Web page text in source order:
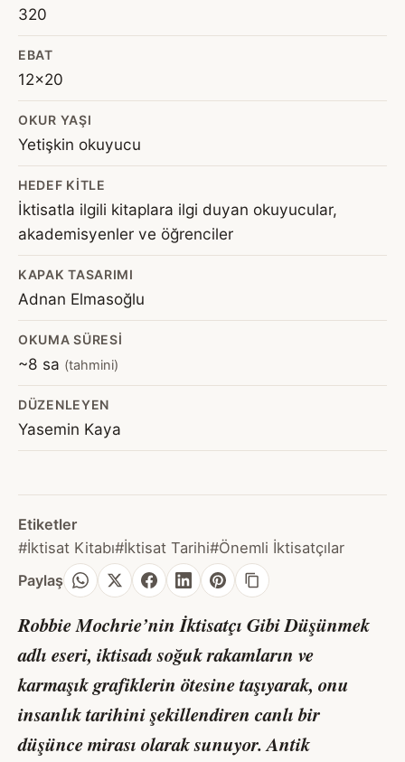
320
EBAT
12x20
OKUR YAŞI
Yetişkin okuyucu
HEDEF KITLE
İktisatla ilgili kitaplara ilgi duyan okuyucular,
akademisyenler ve öğrenciler
KAPAK TASARIMI
Adnan Elmasoğlu
OKUMA SÜRESI
~8 sa (tahmini)
DÜZENLEYEN
Yasemin Kaya
Etiketler
#İktisat Kitabı#İktisat Tarihi#Önemli İktisatçılar
Paylaş
Robbie Mochrie’ninİktisatçı Gibi Düşünmek
adlı eseri, iktisadı soğuk rakamların ve
karmaşık grafiklerin ötesine taşıyarak, onu
insanlık tarihini şekillendiren canlı bir
düşünce mirası olarak sunuyor. Antik